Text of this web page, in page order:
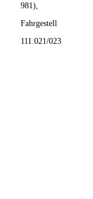
981),
Fahrgestell
111.021/023